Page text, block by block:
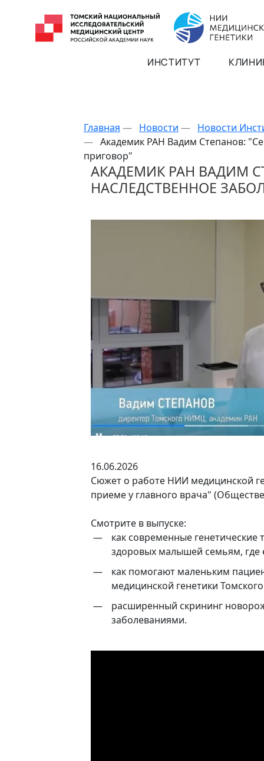
ИНСТИТУТ
Главная — Новости — Новости
— Академик РАН Вадим Степанов:
приговор"
АКАДЕМИК РАН ВАДИМ
НАСЛЕДСТВЕННОЕ
16.06.2026
Сюжет о работе НИИ медицинской
приеме у главного врача"
Смотрите в выпуске:
как современные
здоровых малышей семьям, где
как помогают маленьким
медицинской генетики
расширенный скрининг
заболеваниями.